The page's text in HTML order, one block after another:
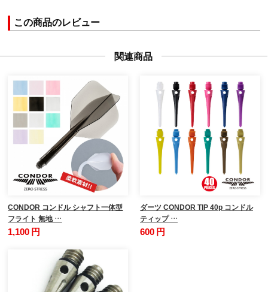
この商品のレビュー
関連商品
CONDOR コンドル シャフト一体型
フライト 無地 …
1,100 円
ダーツ CONDOR TIP 40p コンドル
ティップ …
600 円